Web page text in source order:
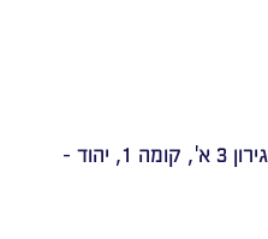
מיקום: מייקלאב. רחוב אברהם גירון 3 א', קומה 1, יהוד -